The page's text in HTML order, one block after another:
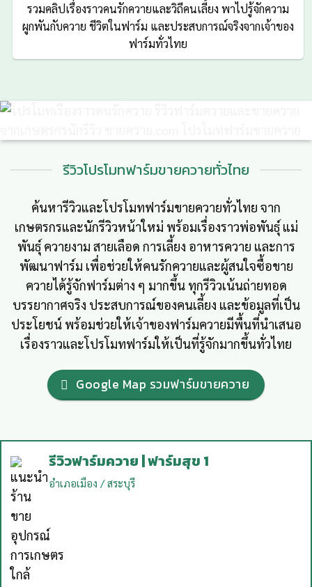
รวมคลิปเรื่องราวคนรักควายและวิถีคนเลี้ยง พาไปรู้จักความ
ผูกพันกับควาย ชีวิตในฟาร์ม และประสบการณ์จริงจากเจ้าของ
ฟาร์มทั่วไทย
รีวิวโปรโมทฟาร์มขายควายทั่วไทย
ค้นหารีวิวและโปรโมทฟาร์มขายควายทั่วไทย จาก
เกษตรกรและนักรีวิวหน้าใหม่ พร้อมเรื่องราวพ่อพันธุ์ แม่
พันธุ์ ควายงาม สายเลือด การเลี้ยง อาหารควาย และการ
พัฒนาฟาร์ม เพื่อช่วยให้คนรักควายและผู้สนใจซื้อขาย
ควายได้รู้จักฟาร์มต่าง ๆ มากขึ้น ทุกรีวิวเน้นถ่ายทอด
บรรยากาศจริง ประสบการณ์ของคนเลี้ยง และข้อมูลที่เป็น
ประโยชน์ พร้อมช่วยให้เจ้าของฟาร์มควายมีพื้นที่นำเสนอ
เรื่องราวและโปรโมทฟาร์มให้เป็นที่รู้จักมากขึ้นทั่วไทย
Google Map รวมฟาร์มขายควาย
รีวิวฟาร์มควาย | ฟาร์มสุข 1
อำเภอเมือง / สระบุรี